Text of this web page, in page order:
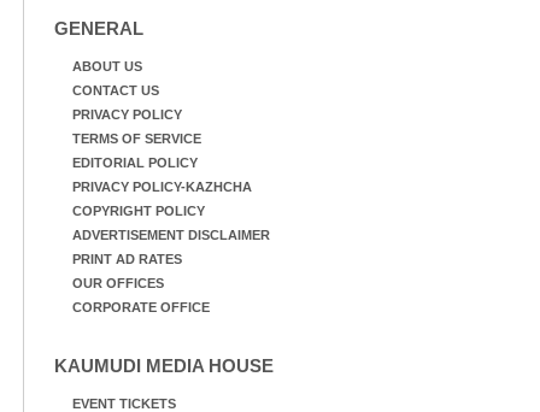
GENERAL
ABOUT US
CONTACT US
PRIVACY POLICY
TERMS OF SERVICE
EDITORIAL POLICY
PRIVACY POLICY-KAZHCHA
COPYRIGHT POLICY
ADVERTISEMENT DISCLAIMER
PRINT AD RATES
OUR OFFICES
CORPORATE OFFICE
KAUMUDI MEDIA HOUSE
EVENT TICKETS